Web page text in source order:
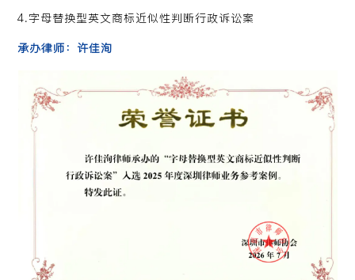
4.字母替换型英文商标近似性判断行政诉讼案
承办律师：许佳洵